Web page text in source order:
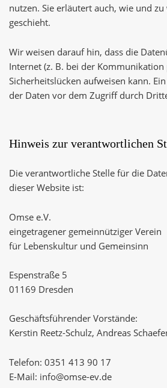
nutzen. Sie erläutert auch, wie und
geschieht.
Wir weisen darauf hin, dass die
Internet (z. B. bei der Kommunikation
Sicherheitslücken aufweisen kann.
der Daten vor dem Zugriff durch
Hinweis zur verantwortlichen
Die verantwortliche Stelle für die
dieser Website ist:
Omse e.V.
eingetragener gemeinnütziger Verein
für Lebenskultur und Gemeinsinn
Espenstraße 5
01169 Dresden
Geschäftsführender Vorstände:
Kerstin Reetz-Schulz, Andreas
Telefon: 0351 413 90 17
E-Mail: info@omse-ev.de